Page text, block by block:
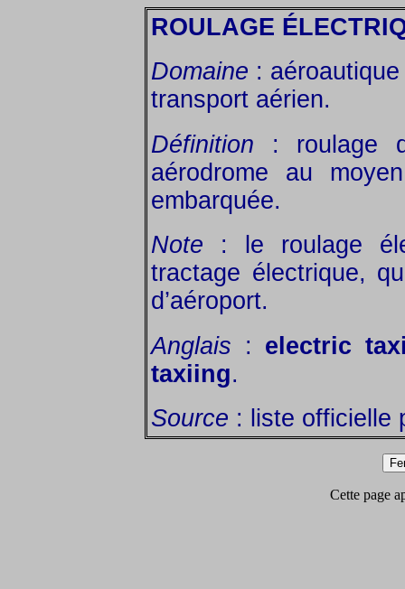
ROULAGE
Domaine :
transport aérien.
Définition : roulage
aérodrome au
embarquée.
Note : le roulage
tractage électrique,
d’aéroport.
Anglais : electric
taxiing.
Source : liste officielle
Cette page